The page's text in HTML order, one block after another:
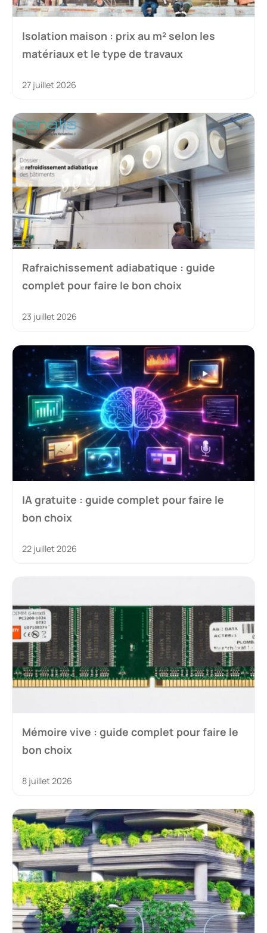
Isolation maison : prix au m² selon les
matériaux et le type de travaux
27 juillet 2026
Rafraichissement adiabatique : guide
complet pour faire le bon choix
23 juillet 2026
IA gratuite : guide complet pour faire le
bon choix
22 juillet 2026
Mémoire vive : guide complet pour faire le
bon choix
8 juillet 2026